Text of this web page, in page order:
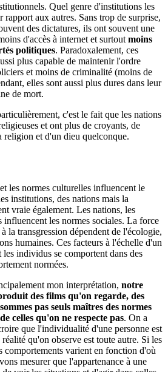
Quel genre d'institutions les
rapport aux autres. Sans trop de surprise,
des dictatures, ils ont souvent une
d'accès à internet et surtout moins
politiques. Paradoxalement, ces
plus capable de maintenir l'ordre
et moins de criminalité (moins de
elles sont aussi plus dures dans leur
de mort.
c'est le fait que les nations
et ont plus de croyants, de
religion et d'un dieu quelconque.
les normes culturelles influencent le
institutions, des nations mais la
vraie également. Les nations, les
les normes sociales. La force
la transgression dépendent de l'écologie,
humaines. Ces facteurs à l'échelle d'un
individus se comportent dans des
normées.
mon interprétation, notre
des films qu'on regarde, des
pas seuls maîtres des normes
celles qu'on ne respecte pas. On a
que l'individualité d'une personne est
qu'on observe est toute autre. Si les
comportements varient en fonction d'où
mesurer que l'appartenance à une